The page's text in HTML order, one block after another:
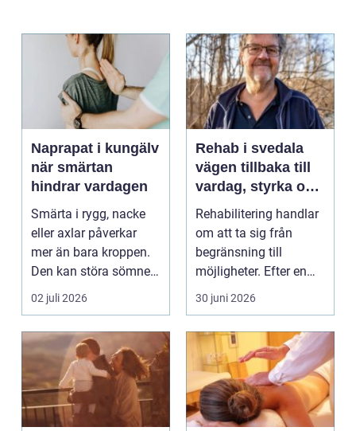
Naprapat i kungälv
när smärtan
hindrar vardagen
Smärta i rygg, nacke
eller axlar påverkar
mer än bara kroppen.
Den kan störa sömnen,
göra det svårt ...
02 juli 2026
Rehab i svedala
vägen tillbaka till
vardag, styrka och
balans
Rehabilitering handlar
om att ta sig från
begränsning till
möjligheter. Efter en
skada, sjukdom elle...
30 juni 2026